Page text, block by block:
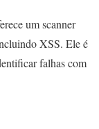
um scanner
XSS. Ele é
falhas com